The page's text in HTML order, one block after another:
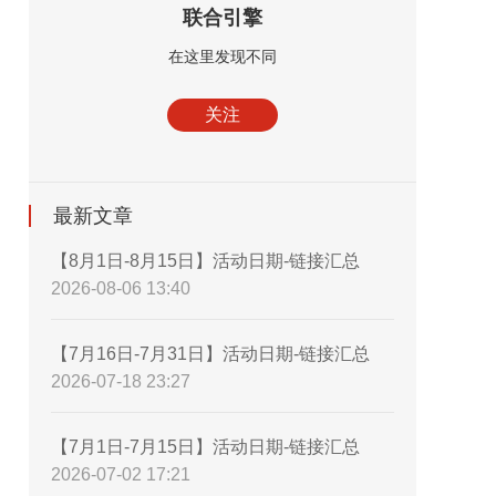
联合引擎
在这里发现不同
关注
最新文章
【8月1日-8月15日】活动日期-链接汇总
2026-08-06 13:40
【7月16日-7月31日】活动日期-链接汇总
2026-07-18 23:27
【7月1日-7月15日】活动日期-链接汇总
2026-07-02 17:21